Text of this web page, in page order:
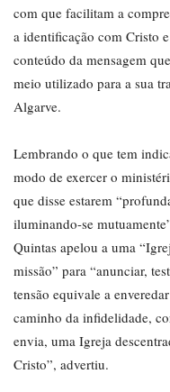
com que facilitam a
a identificação com Cristo
conteúdo da mensagem
meio utilizado para a sua
Algarve.
Lembrando o que tem
modo de exercer o
que disse estarem
iluminando-se
Quintas apelou a uma
missão” para “anunciar,
tensão equivale a
caminho da infidelidade,
envia, uma Igreja
Cristo”, advertiu.